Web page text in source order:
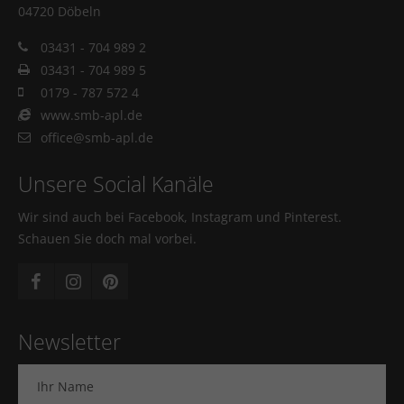
04720 Döbeln
03431 - 704 989 2
03431 - 704 989 5
0179 - 787 572 4
www.smb-apl.de
office@smb-apl.de
Unsere Social Kanäle
Wir sind auch bei Facebook, Instagram und Pinterest.
Schauen Sie doch mal vorbei.
Newsletter